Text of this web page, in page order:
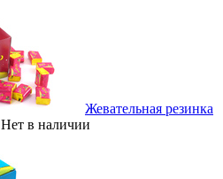
Жевательная резинка
Нет в наличии